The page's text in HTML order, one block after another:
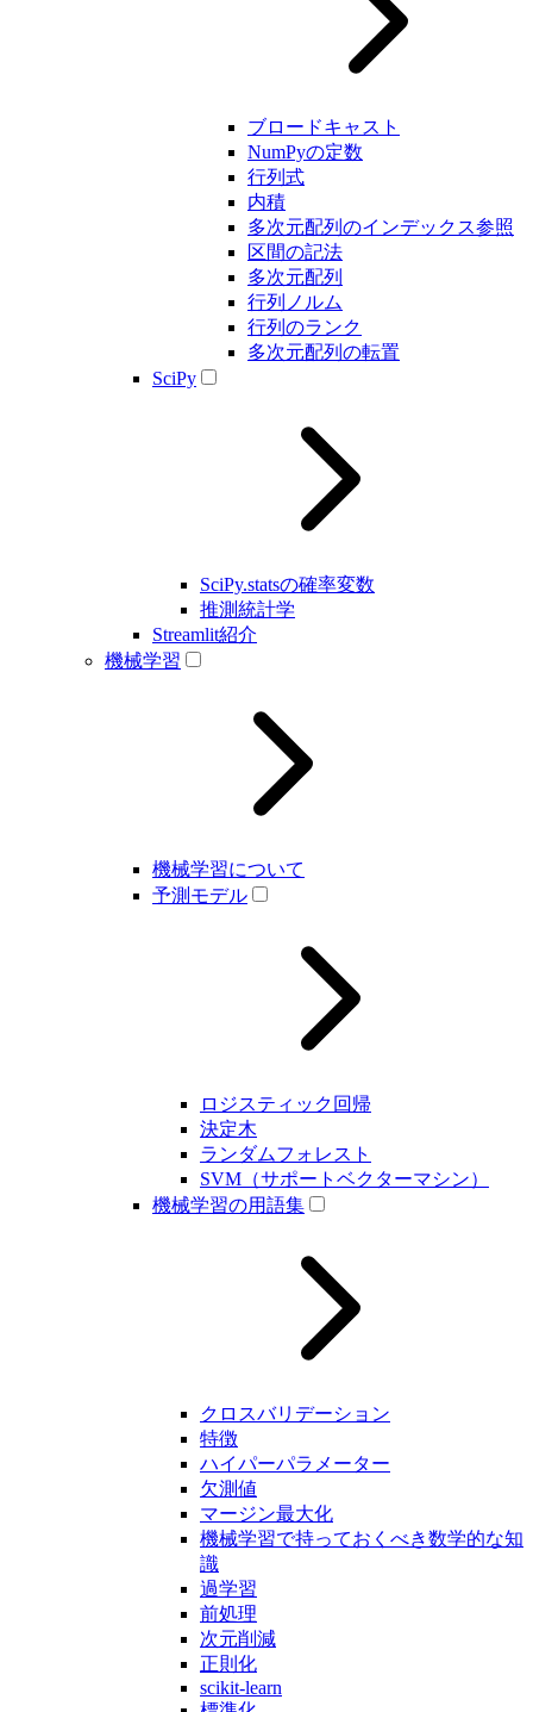
ブロードキャスト
NumPyの定数
行列式
内積
多次元配列のインデックス参照
区間の記法
多次元配列
行列ノルム
行列のランク
多次元配列の転置
SciPy
SciPy.statsの確率変数
推測統計学
Streamlit紹介
機械学習
機械学習について
予測モデル
ロジスティック回帰
決定木
ランダムフォレスト
SVM（サポートベクターマシン）
機械学習の用語集
クロスバリデーション
特徴
ハイパーパラメーター
欠測値
マージン最大化
機械学習で持っておくべき数学的な知
識
過学習
前処理
次元削減
正則化
scikit-learn